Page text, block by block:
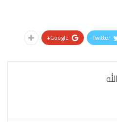
Twitter
Google+